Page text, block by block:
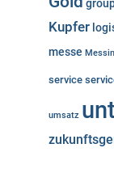
Kupfer
messe
service
umsatz